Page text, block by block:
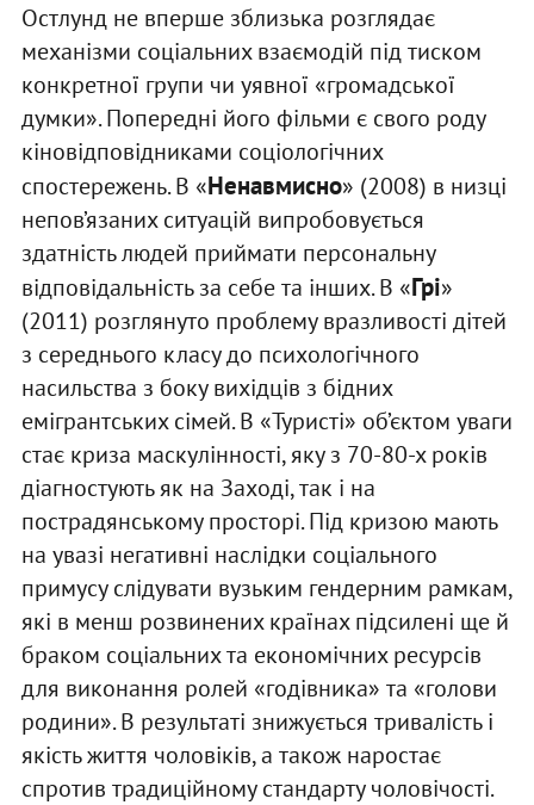
Остлунд не вперше зблизька розглядає
механізми соціальних взаємодій під тиском
конкретної групи чи уявної «громадської
думки». Попередні його фільми є свого роду
кіновідповідниками соціологічних
спостережень. В «Ненавмисно» (2008) в низці
непов’язаних ситуацій випробовується
здатність людей приймати персональну
відповідальність за себе та інших. В «Грі»
(2011) розглянуто проблему вразливості дітей
з середнього класу до психологічного
насильства з боку вихідців з бідних
емігрантських сімей. В «Туристі» об’єктом уваги
стає криза маскулінності, яку з 70-80-х років
діагностують як на Заході, так і на
пострадянському просторі. Під кризою мають
на увазі негативні наслідки соціального
примусу слідувати вузьким гендерним рамкам,
які в менш розвинених країнах підсилені ще й
браком соціальних та економічних ресурсів
для виконання ролей «годівника» та «голови
родини». В результаті знижується тривалість і
якість життя чоловіків, а також наростає
спротив традиційному стандарту чоловічості.